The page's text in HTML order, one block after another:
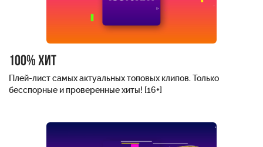
100% хит
Плей-лист самых актуальных топовых клипов. Только
бесспорные и проверенные хиты! [16+]